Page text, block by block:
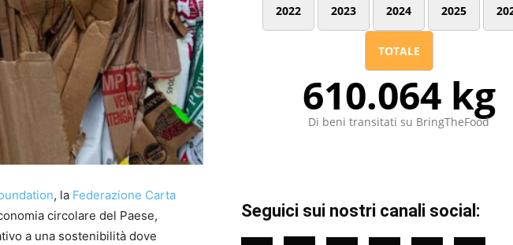
, la Federazione Carta
circolare del Paese,
a una sostenibilità dove
2022 2023 2024 2025
TOTALE
610.064 kg
Di beni transitati su BringTheFood
Seguici sui nostri canali social: